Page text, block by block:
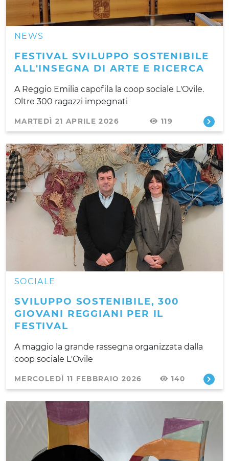
NEWS
FESTIVAL SVILUPPO SOSTENIBILE
ALL'INSEGNA DI ARTE E RICERCA
A Reggio Emilia capofila la coop sociale L'Ovile.
Oltre 300 ragazzi impegnati
MARTEDÌ 21 APRILE 2026 119
SOCIALE
SVILUPPO SOSTENIBILE, 300
GIOVANI REGGIANI PER IL
FESTIVAL
A maggio la grande rassegna organizzata dalla
coop sociale L'Ovile
MERCOLEDÌ 11 FEBBRAIO 2026 140